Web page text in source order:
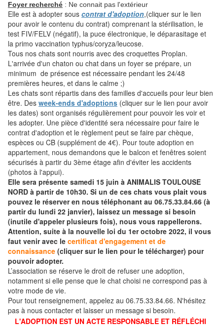
Foyer recherché : Ne connait pas l'extérieur
Elle est à adopter sous contrat d'adoption,(cliquer sur le lien
pour avoir le contenu du contrat) comprenant la stérilisation, le
test FIV/FELV (négatif), la puce électronique, le déparasitage et
la primo vaccination typhus/coryza/leucose.
Tous nos chats sont nourris avec des croquettes Proplan.
L'arrivée d'un chaton ou chat dans un foyer se prépare, un
minimum de présence est nécessaire pendant les 24/48
premières heures, et dans le calme ;)
Les chats sont répartis dans des familles d'accueils pour leur bien
être. Des week-ends d'adoptions (cliquer sur le lien pour avoir
les dates) sont organisés régulièrement pour pouvoir les voir et
les adopter. Une pièce d'identité sera nécessaire pour faire le
contrat d'adoption et le règlement peut se faire par chèque,
espèces ou CB (supplément de 4€). Pour toute adoption en
appartement, nous demandons que le balcon et fenêtres soient
sécurisés à partir du 3ème étage afin d'éviter les accidents
(photos à l'appui).
Elle sera présente samedi 15 juin à ANIMALIS TOULOUSE
NORD à partir de 10h30. Si un de ces chats vous plait vous
pouvez le réserver en nous téléphonant au 06.75.33.84.66 (à
partir du lundi 22 janvier), laissez un message si besoin
(inutile d'appeler plusieurs fois), nous vous rappellerons.
Attention, suite à la nouvelle loi du 1er octobre 2022, il vous
faut venir avec le certificat d'engagement et de
connaissance (cliquer sur le lien pour le télécharger) pour
pouvoir adopter.
L’association se réserve le droit de refuser une adoption,
notamment si elle pense que le chat choisi ne correspond pas à
votre mode de vie.
Pour tout renseignement, appelez au 06.75.33.84.66. N'hésitez
pas à nous contacter et laisser un message si besoin.
L'ADOPTION EST UN ACTE RESPONSABLE ET RÉFLÉCHI